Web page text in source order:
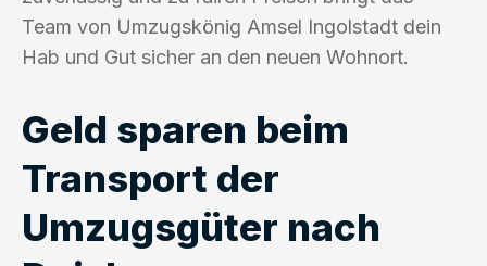
Team von Umzugskönig Amsel Ingolstadt dein
Hab und Gut sicher an den neuen Wohnort.
Geld sparen beim
Transport der
Umzugsgüter nach